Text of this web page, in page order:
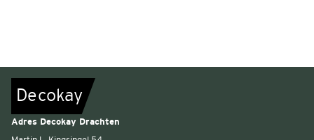
Decokay
Adres Decokay Drachten